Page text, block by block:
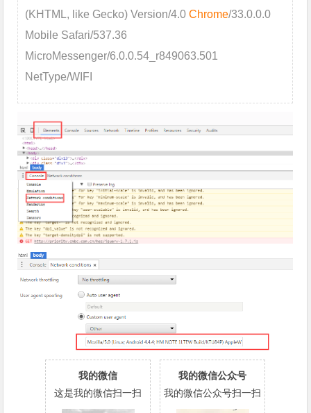
(KHTML, like Gecko) Version/4.0Chrome/33.0.0.0
Mobile Safari/537.36
MicroMessenger/6.0.0.54_r849063.501
NetType/WIFI
我的微信
这是我的微信扫一扫
我的微信公众号
我的微信公众号扫一扫